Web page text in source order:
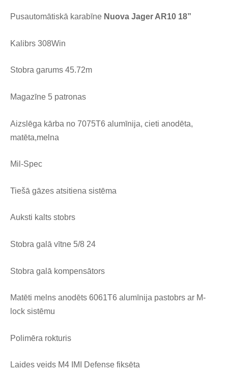
Pusautomātiskā karabīne Nuova Jager AR10 18”
Kalibrs 308Win
Stobra garums 45.72m
Magazīne 5 patronas
Aizslēga kārba no 7075T6 alumīnija, cieti anodēta,
matēta,melna
Mil-Spec
Tiešā gāzes atsitiena sistēma
Auksti kalts stobrs
Stobra galā vītne 5/8 24
Stobra galā kompensātors
Matēti melns anodēts 6061T6 alumīnija pastobrs ar M-
lock sistēmu
Polimēra rokturis
Laides veids M4 IMI Defense fiksēta